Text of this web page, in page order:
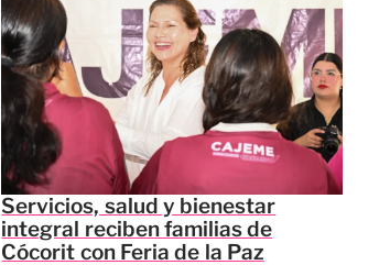
Servicios, salud y bienestar
integral reciben familias de
Cócorit con Feria de la Paz